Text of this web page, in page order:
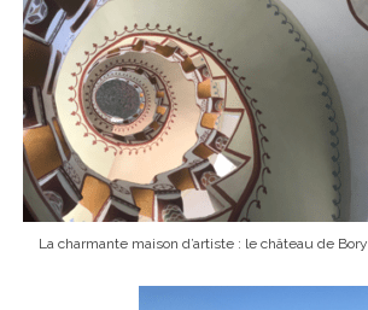
La charmante maison d’artiste : le château de Bory